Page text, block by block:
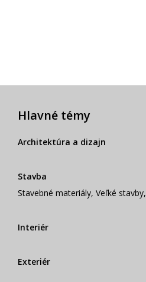
Hlavné témy
Architektúra a dizajn
Stavba
Stavebné materiály, Veľké stavby,
Interiér
Exteriér